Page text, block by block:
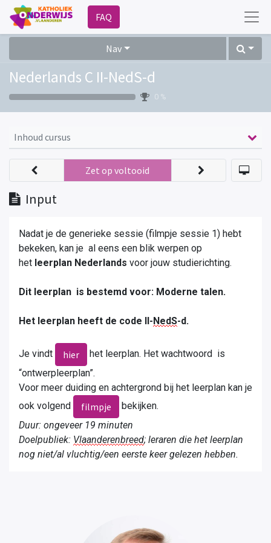
FAQ
Nav
Nederlands C II-NedS-d
0 %
Inhoud cursus
Input
Zet op voltooid
Nadat je de generieke sessie (filmpje sessie 1) hebt
bekeken, kan je al eens een blik werpen op
het leerplan Nederlands voor jouw studierichting.
Dit leerplan is bestemd voor: Moderne talen.
Het leerplan heeft de code II-NedS-d.
Je vindt hier het leerplan. Het wachtwoord is
“ontwerpleerplan”.
Voor meer duiding en achtergrond bij het leerplan kan je
ook volgend
filmpje
bekijken.
Duur: ongeveer 19 minuten
Doelpubliek: Vlaanderenbreed; leraren die het leerplan
nog niet/al vluchtig/een eerste keer gelezen hebben.